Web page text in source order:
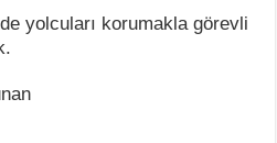
yolcuları korumakla görevli